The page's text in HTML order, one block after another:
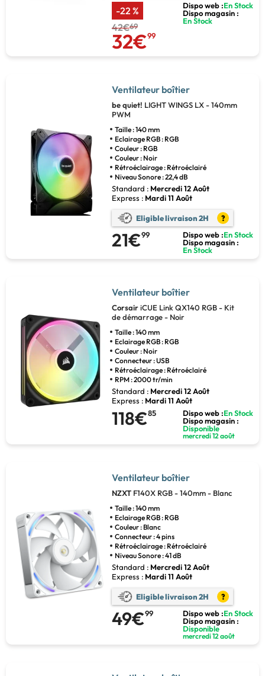
-22 %
42€69
32€99
Dispo web :En Stock
Dispo magasin :
En Stock
Ventilateur boîtier
be quiet! LIGHT WINGS LX - 140mm
PWM
Taille : 140 mm
Eclairage RGB : RGB
Couleur : RGB
Couleur : Noir
Rétroéclairage : Rétroéclairé
Niveau Sonore : 22,4 dB
Standard : Mercredi 12 Août
Express : Mardi 11 Août
Eligible livraison 2H ?
21€99 Dispo web :En Stock
Dispo magasin :
En Stock
Ventilateur boîtier
CorsairiCUE Link QX140 RGB - Kit
de démarrage - Noir
Taille : 140 mm
Eclairage RGB : RGB
Couleur : Noir
Connecteur : USB
Rétroéclairage : Rétroéclairé
RPM : 2000 tr/min
Standard : Mercredi 12 Août
Express : Mardi 11 Août
118€85 Dispo web :En Stock
Dispo magasin :
Disponible
mercredi 12 août
Ventilateur boîtier
NZXT F140X RGB - 140mm - Blanc
Taille : 140 mm
Eclairage RGB : RGB
Couleur : Blanc
Connecteur : 4 pins
Rétroéclairage : Rétroéclairé
Niveau Sonore : 41 dB
Standard : Mercredi 12 Août
Express : Mardi 11 Août
Eligible livraison 2H ?
49€99 Dispo web :En Stock
Dispo magasin :
Disponible
mercredi 12 août